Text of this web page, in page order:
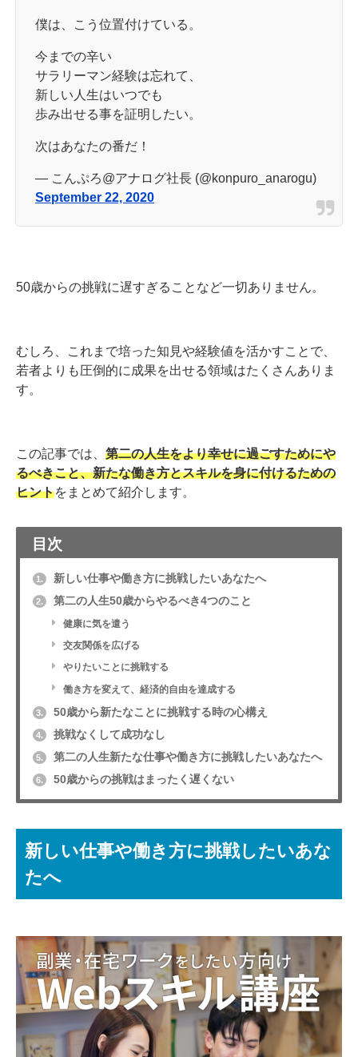
僕は、こう位置付けている。
今までの辛い
サラリーマン経験は忘れて、
新しい人生はいつでも
歩み出せる事を証明したい。
次はあなたの番だ！
— こんぷろ@アナログ社長 (@konpuro_anarogu)
September 22, 2020
50歳からの挑戦に遅すぎることなど一切ありません。
むしろ、これまで培った知見や経験値を活かすことで、
若者よりも圧倒的に成果を出せる領域はたくさんありま
す。
この記事では、 第二の人生をより幸せに過ごすためにや
るべきこと、新たな働き方とスキルを身に付けるための
ヒントをまとめて紹介します。
目次
1. 新しい仕事や働き方に挑戦したいあなたへ
2. 第二の人生50歳からやるべき4つのこと
健康に気を遣う
交友関係を広げる
やりたいことに挑戦する
働き方を変えて、経済的自由を達成する
3. 50歳から新たなことに挑戦する時の心構え
4. 挑戦なくして成功なし
5. 第二の人生新たな仕事や働き方に挑戦したいあなたへ
6. 50歳からの挑戦はまったく遅くない
新しい仕事や働き方に挑戦したいあな
たへ